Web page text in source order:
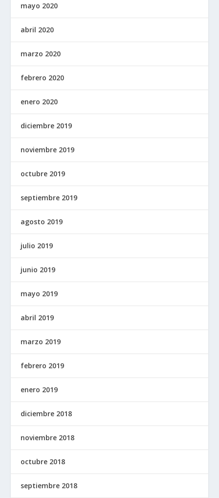
mayo 2020
abril 2020
marzo 2020
febrero 2020
enero 2020
diciembre 2019
noviembre 2019
octubre 2019
septiembre 2019
agosto 2019
julio 2019
junio 2019
mayo 2019
abril 2019
marzo 2019
febrero 2019
enero 2019
diciembre 2018
noviembre 2018
octubre 2018
septiembre 2018